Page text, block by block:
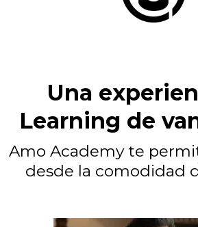
Una
Learning de
Amo Academy te
desde la comodidad